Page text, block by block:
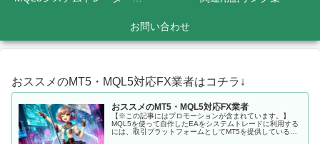
お問い合わせ
おススメのMT5・MQL5対応FX業者はコチラ↓
おススメのMT5・MQL5対応FX業者
【※この記事にはプロモーションが含まれています。】
MQL5を使って自作したEAをシステムトレードに利用する
には、取引プラットフォームとしてMT5を提供しているFX